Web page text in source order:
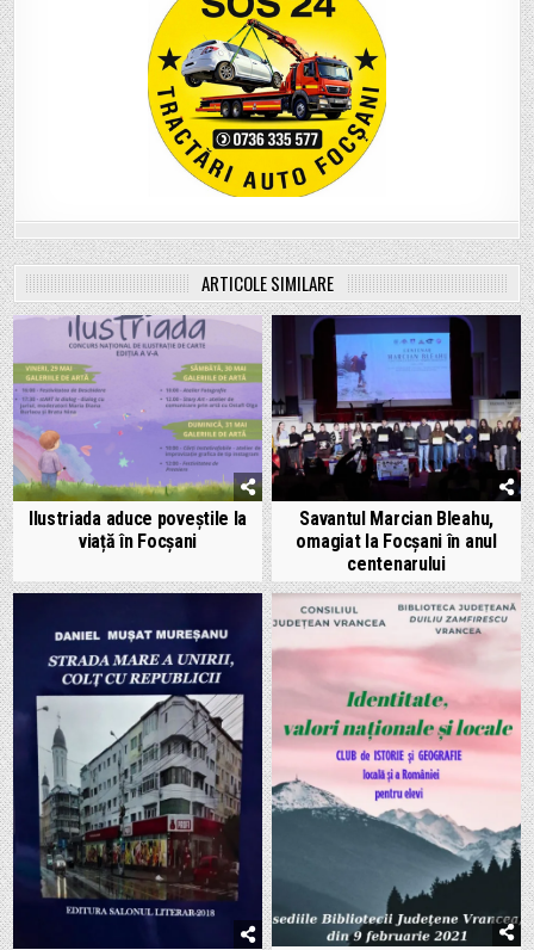
ARTICOLE SIMILARE
Ilustriada aduce poveștile la
viață în Focșani
Savantul Marcian Bleahu,
omagiat la Focșani în anul
centenarului